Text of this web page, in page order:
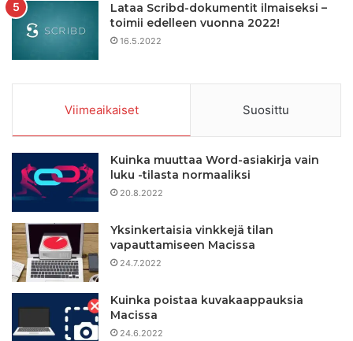
Lataa Scribd-dokumentit ilmaiseksi –
toimii edelleen vuonna 2022!
16.5.2022
Viimeaikaiset Suosittu
Kuinka muuttaa Word-asiakirja vain
luku -tilasta normaaliksi
20.8.2022
Yksinkertaisia ​​vinkkejä tilan
vapauttamiseen Macissa
24.7.2022
Kuinka poistaa kuvakaappauksia
Macissa
24.6.2022